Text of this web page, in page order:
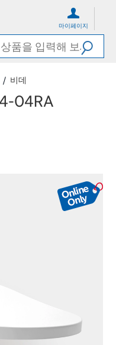
마이페이지
비데
04RA